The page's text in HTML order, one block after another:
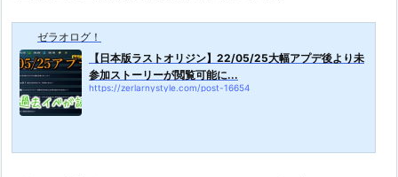
ゼラオログ！
【日本版ラストオリジン】22/05/25大幅アプデ後より未
参加ストーリーが閲覧可能に...
https://zerlarnystyle.com/post-16654